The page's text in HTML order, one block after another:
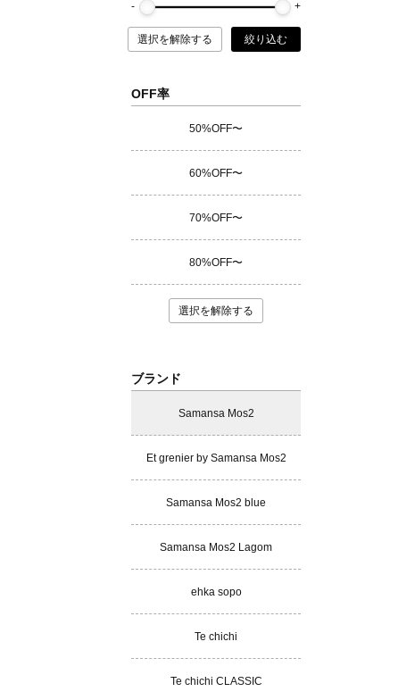
選択を解除する 絞り込む
OFF率
50%OFF〜
60%OFF〜
70%OFF〜
80%OFF〜
選択を解除する
ブランド
Samansa Mos2
Et grenier by Samansa Mos2
Samansa Mos2 blue
Samansa Mos2 Lagom
ehka sopo
Te chichi
Te chichi CLASSIC